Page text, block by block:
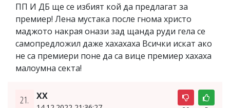
ПП И ДБ ще се избият кой да предлагат за
премиер! Лена мустака после гнома христо
маджото накрая онази зад щанда руди гела се
самопредложил даже хахахаха Всички искат ако
не са премиери поне да са вице премиер хахаха
малоумна секта!
21. XX